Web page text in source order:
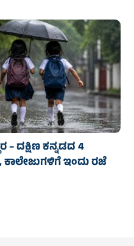
ದಕ್ಷಿಣ ಕನ್ನಡದ 4
ಕಾಲೇಜುಗಳಿಗೆ ಇಂದು ರಜೆ